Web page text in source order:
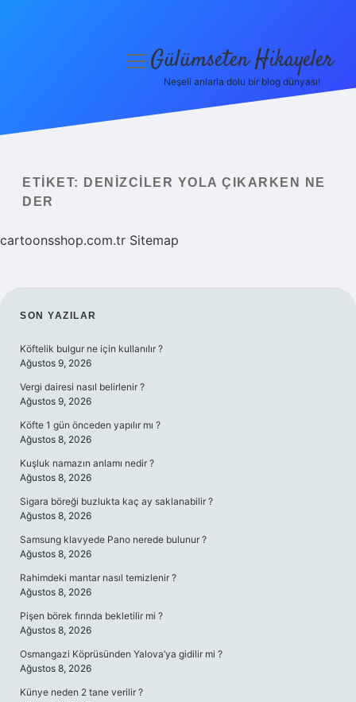
Yasal Uyarı
menüyüGülümseten Hikayeler
Neşeli anlarla dolu bir blog dünyası!
ETIKET:
DENIZCILER YOLA ÇIKARKEN NE
DER
cartoonsshop.com.tr Sitemap
SIDEBAR
SON YAZILAR
Köftelik bulgur ne için kullanılır ?
Ağustos 9, 2026
Vergi dairesi nasıl belirlenir ?
Ağustos 9, 2026
Köfte 1 gün önceden yapılır mı ?
Ağustos 8, 2026
Kuşluk namazın anlamı nedir ?
Ağustos 8, 2026
Sigara böreği buzlukta kaç ay saklanabilir ?
Ağustos 8, 2026
Samsung klavyede Pano nerede bulunur ?
Ağustos 8, 2026
Rahimdeki mantar nasıl temizlenir ?
Ağustos 8, 2026
Pişen börek fırında bekletilir mi ?
Ağustos 8, 2026
Osmangazi Köprüsünden Yalova’ya gidilir mi ?
Ağustos 8, 2026
Künye neden 2 tane verilir ?